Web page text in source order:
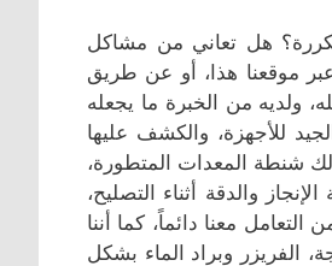
هل تعاني من مشاكل
موقعنا هذا، أو عن طريق
ولديه من الخبرة ما يجعله
للأجهزة، والكشف عليها
شنطة المعدات المتطورة،
والدقة أثناء التصليح،
معنا دائماً، كما أننا
الفريزر وبراد الماء بشكل